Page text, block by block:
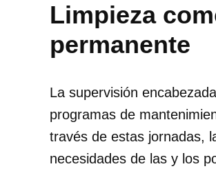
Limpieza
permanente
La supervisión
programas de
través de estas jornadas,
necesidades de las y los